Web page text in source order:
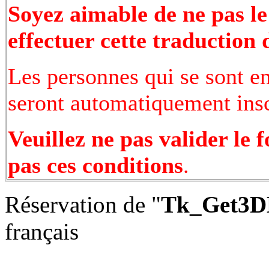
Soyez aimable de ne pas
effectuer cette traduction
Les personnes qui se sont
seront automatiquement
Veuillez ne pas valider le
pas ces conditions.
Réservation de "
français